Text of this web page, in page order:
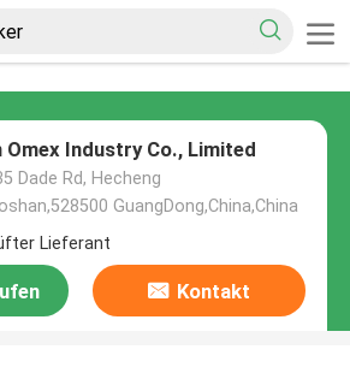
Omex Industry Co., Limited
Dade Rd, Hecheng
GuangDong,China,China
Lieferant
Kontakt